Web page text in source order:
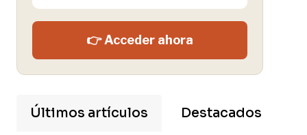
👉 Acceder ahora
Últimos artículos Destacados